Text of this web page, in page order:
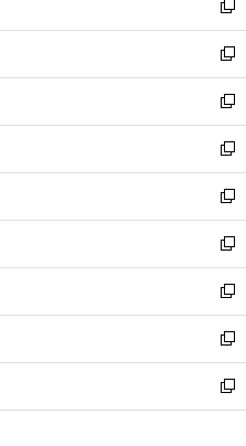
く
ド
ウ
で
開
く
ィ
ン
ド
ウ
で
開
く
い
ウ
ィ
ン
ド
ウ
で
開
く
新
し
い
ウ
ィ
ン
ド
ウ
で
開
く
新
し
い
ウ
ィ
ン
ド
ウ
で
開
く
新
し
い
ウ
ィ
ン
ド
ウ
で
開
く
新
し
い
ウ
ィ
ン
ド
ウ
で
開
く
新
し
い
ウ
ィ
ン
ド
ウ
で
開
新
し
い
ウ
ィ
ン
ド
ウ
新
し
い
ウ
ィ
ン
新
し
い
ウ
新
し